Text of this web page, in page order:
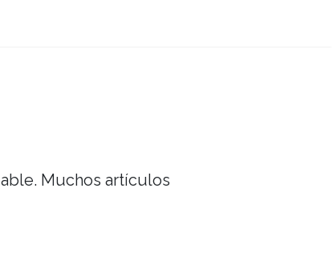
Muchos artículos